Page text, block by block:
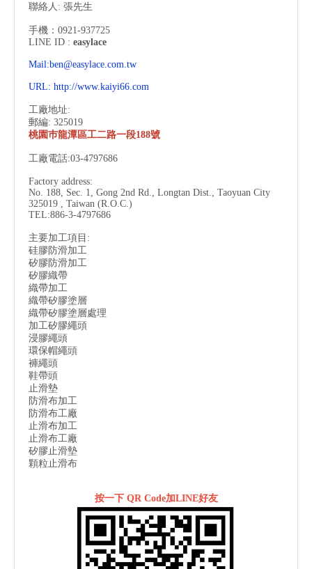
聯絡人: 張先生
手機：0921-937725
LINE ID : easylace
Mail:ben@easylace.com.tw
URL: http://www.kaiyi66.com
工廠地址:
郵編: 325019
桃園巿龍潭區工二路一段188號
工廠電話:03-4797686
Factory address:
No. 188, Sec. 1, Gong 2nd Rd., Longtan Dist., Taoyuan City
325019 , Taiwan (R.O.C.)
TEL:886-3-4797686
主要加工項目:
硅膠防滑加工
矽膠防滑加工
矽膠織帶
織帶加工
織帶矽膠塗層
織帶矽膠塗層處理
加工矽膠繩頭
浸膠繩頭
環保帽繩頭
褲繩頭
鞋帶頭
止滑墊
防滑布加工
防滑布工廠
止滑布加工
止滑布工廠
矽膠止滑墊
顆粒止滑布
按一下 QR Code加LINE好友